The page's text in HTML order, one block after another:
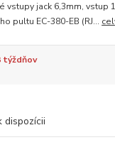
vstupy jack 6,3mm, vstup
pultu EC-380-EB (RJ...
týždňov
dispozícii